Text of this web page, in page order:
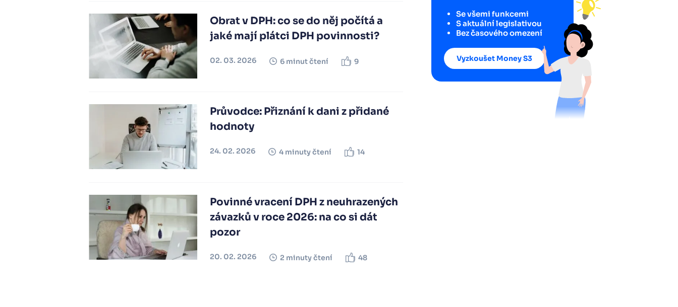
Obrat v DPH: co se do něj počítá a
jaké mají plátci DPH povinnosti?
02. 03. 2026 6 minut čtení 9
Průvodce: Přiznání k dani z přidané
hodnoty
24. 02. 2026 4 minuty čtení 14
Povinné vracení DPH z neuhrazených
závazků v roce 2026: na co si dát
pozor
20. 02. 2026 2 minuty čtení 48
Se všemi funkcemi
S aktuální legislativou
Bez časového omezení
Vyzkoušet Money S3